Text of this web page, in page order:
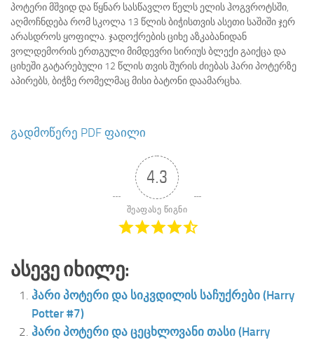
პოტერი მშვიდ და წყნარ სასწავლო წელს ელის ჰოგვროტსში,
აღმოჩნდება რომ სკოლა 13 წლის ბიჭისთვის ასეთი საშიში ჯერ
არასდროს ყოფილა. ჯადოქრების ციხე აზკაბანიდან
ვოლდემორის ერთგული მიმდევრი სირიუს ბლექი გაიქცა და
ციხეში გატარებული 12 წლის თვის შურის ძიებას ჰარი პოტერზე
აპირებს, ბიჭზე რომელმაც მისი ბატონი დაამარცხა.
გადმოწერე PDF ფაილი
4.3
შეაფასე წიგნი
Ასევე Იხილე:
ჰარი პოტერი და სიკვდილის საჩუქრები (Harry
Potter #7)
ჰარი პოტერი და ცეცხლოვანი თასი (Harry